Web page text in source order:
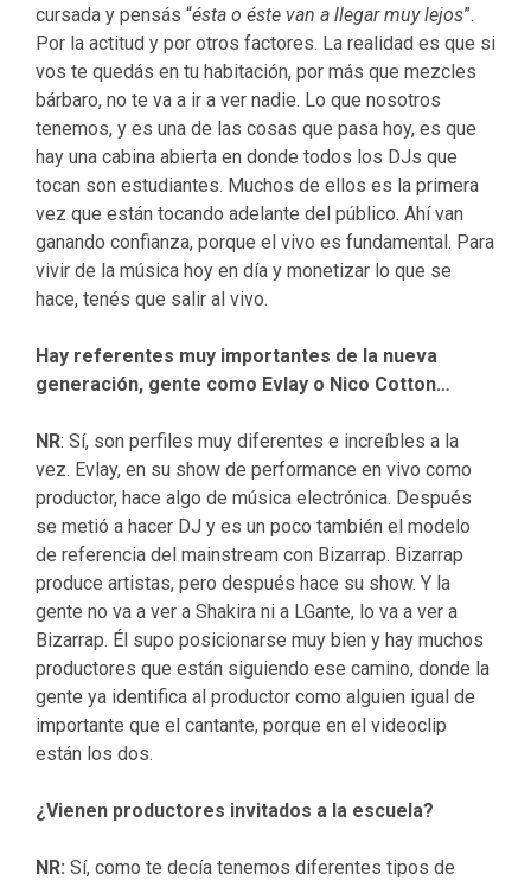
cursada y pensás “ésta o éste van a llegar muy lejos”.
Por la actitud y por otros factores. La realidad es que si
vos te quedás en tu habitación, por más que mezcles
bárbaro, no te va a ir a ver nadie. Lo que nosotros
tenemos, y es una de las cosas que pasa hoy, es que
hay una cabina abierta en donde todos los DJs que
tocan son estudiantes. Muchos de ellos es la primera
vez que están tocando adelante del público. Ahí van
ganando confianza, porque el vivo es fundamental. Para
vivir de la música hoy en día y monetizar lo que se
hace, tenés que salir al vivo.
Hay referentes muy importantes de la nueva
generación, gente como Evlay o Nico Cotton…
NR: Sí, son perfiles muy diferentes e increíbles a la
vez. Evlay, en su show de performance en vivo como
productor, hace algo de música electrónica. Después
se metió a hacer DJ y es un poco también el modelo
de referencia del mainstream con Bizarrap. Bizarrap
produce artistas, pero después hace su show. Y la
gente no va a ver a Shakira ni a LGante, lo va a ver a
Bizarrap. Él supo posicionarse muy bien y hay muchos
productores que están siguiendo ese camino, donde la
gente ya identifica al productor como alguien igual de
importante que el cantante, porque en el videoclip
están los dos.
¿Vienen productores invitados a la escuela?
NR: Sí, como te decía tenemos diferentes tipos de